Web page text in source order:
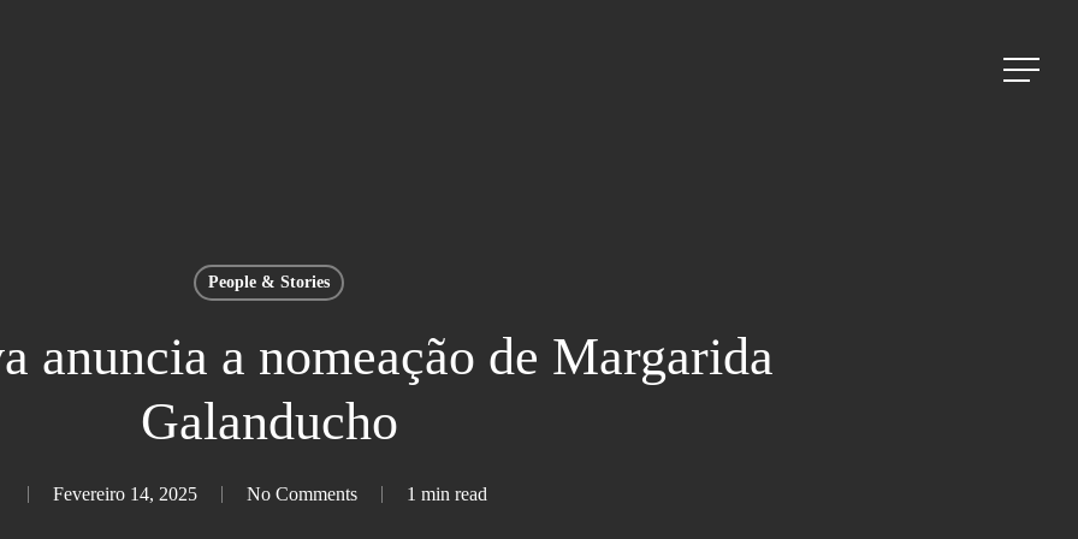
Menu
People & Stories
anuncia a nomeação de Margarida
Galanducho
Fevereiro 14, 2025 No Comments 1 min read